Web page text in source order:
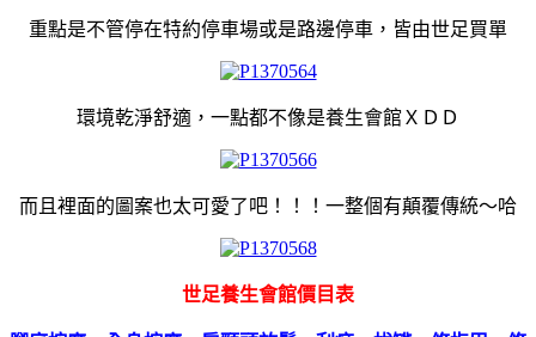
重點是不管停在特約停車場或是路邊停車，皆由世足買單
環境乾淨舒適，一點都不像是養生會館ＸＤＤ
而且裡面的圖案也太可愛了吧！！！一整個有顛覆傳統～哈
世足養生會館價目表